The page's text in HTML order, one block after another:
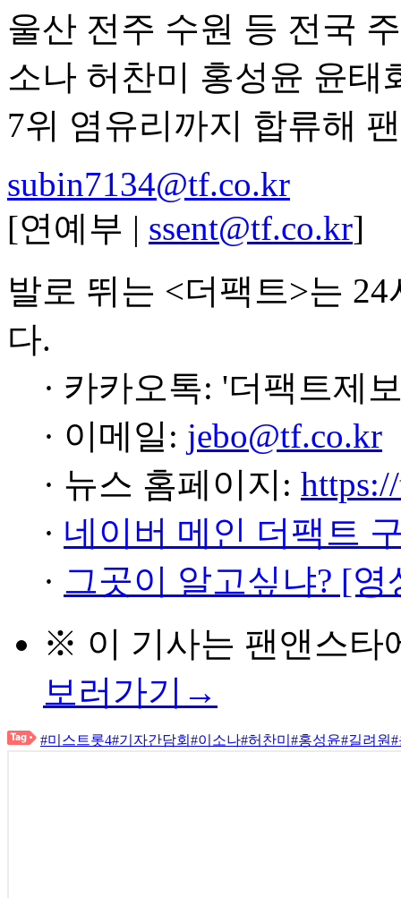
울산 전주 수원 등 전국
소나 허찬미 홍성윤 윤태
7위 염유리까지 합류해
subin7134@tf.co.kr
[연예부 | ssent@tf.co.kr]
발로 뛰는 <더팩트>는
다.
· 카카오톡: '더팩트제
· 이메일: jebo@tf.co.kr
· 뉴스 홈페이지:
· 네이버 메인 더팩트
· 그곳이 알고싶냐? [
※ 이 기사는 팬앤스타
보러가기→
#미스트롯4#기자간담회 #이소나#허찬미 #홍성윤#길려원